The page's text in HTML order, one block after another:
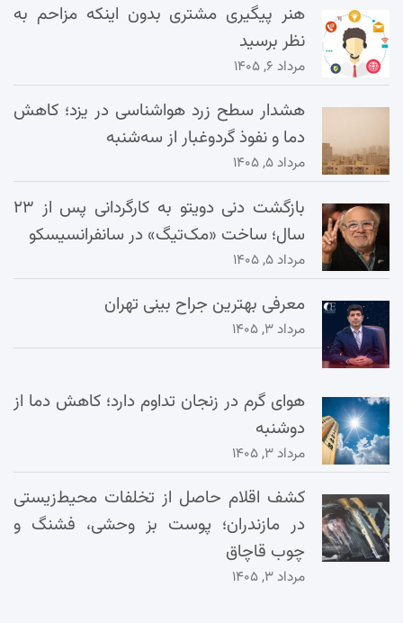
هنر پیگیری مشتری بدون اینکه مزاحم به
نظر برسید
مرداد ۶, ۱۴۰۵
هشدار سطح زرد هواشناسی در یزد؛ کاهش
دما و نفوذ گردوغبار از سه‌شنبه
مرداد ۵, ۱۴۰۵
بازگشت دنی دویتو به کارگردانی پس از ۲۳
سال؛ ساخت «مک‌تیگ» در سانفرانسیسکو
مرداد ۵, ۱۴۰۵
معرفی بهترین جراح بینی تهران
مرداد ۳, ۱۴۰۵
هوای گرم در زنجان تداوم دارد؛ کاهش دما از
دوشنبه
مرداد ۳, ۱۴۰۵
کشف اقلام حاصل از تخلفات محیط‌زیستی
در مازندران؛ پوست بز وحشی، فشنگ و
چوب قاچاق
مرداد ۳, ۱۴۰۵